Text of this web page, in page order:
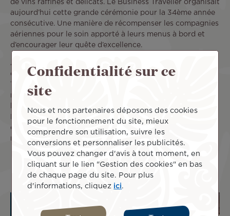
de vins raffinés et délicats. Le Business Traveller organisait
aujourd’hui cette grande cérémonie pour la 34ème année
consécutive. Une manière de récompenser les compagnies
aériennes pour le soin apporté à leurs menus à bord et
d’encourager leur quête d’excellence.
Après avoir remporté trois prix pour ses vins lors du
concours Global Traveler – Wines on the Wing 2019, Air
Tahiti Nui décroche ainsi à nouveau deux prestigieuses
médailles. La reconnaissance du travail de nos équipes et
leur collaboration efficace avec le sommelier Olivier
Poussier nous encourage à aller de l’avant pour proposer
des produits toujours plus qualitatifs aux voyageurs qui
nous accompagnent.
Confidentialité sur ce
site
Nous et nos partenaires déposons des cookies
pour le fonctionnement du site, mieux
comprendre son utilisation, suivre les
conversions et personnaliser les publicités.
Vous pouvez changer d'avis à tout moment, en
cliquant sur le lien "Gestion des cookies" en bas
de chaque page du site. Pour plus
d'informations, cliquez ici